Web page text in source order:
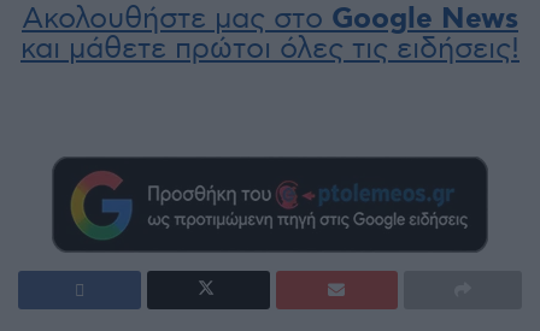
Ακολουθήστε μας στο Google News
και μάθετε πρώτοι όλες τις ειδήσεις!